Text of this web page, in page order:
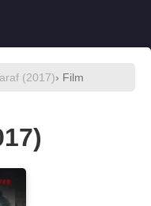
(2017)› Film